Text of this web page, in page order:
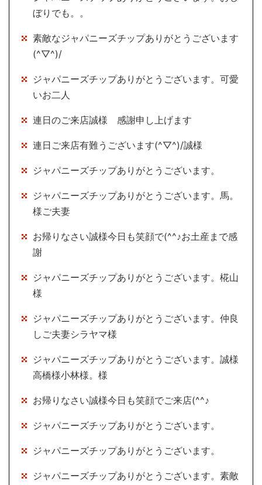
ぼりでも。。
素敵なジャパニーズチップありがとうございます
(^▽^)/
ジャパニーズチップありがとうございます。可愛
いお二人
連日のご来店誠様 感謝申し上げます
連日ご来店有難うございます(^▽^)/誠様
ジャパニーズチップありがとうございます。
ジャパニーズチップありがとうございます。馬。
様ご夫妻
お帰りなさい誠様今日も笑顔で(^^♪お土産まで感
謝
ジャパニーズチップありがとうございます。椛山
様
ジャパニーズチップありがとうございます。仲良
しご夫妻シラヤマ様
ジャパニーズチップありがとうございます。誠様
高橋様小林様。様
お帰りなさい誠様今日も笑顔でご来店(^^♪
ジャパニーズチップありがとうございます。
ジャパニーズチップありがとうございます。
ジャパニーズチップありがとうございます。素敵